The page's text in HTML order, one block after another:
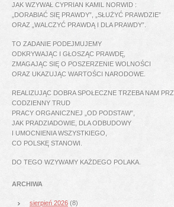
JAK WZYWAŁ CYPRIAN KAMIL NORWID :
„DORABIAĆ SIĘ PRAWDY”, „SŁUŻYĆ PRAWDZIE”
ORAZ „WALCZYĆ PRAWDĄ I DLA PRAWDY”.
TO ZADANIE PODEJMUJEMY
ODKRYWAJĄC I GŁOSZĄC PRAWDĘ,
ZMAGAJĄC SIĘ O POSZERZENIE WOLNOŚCI
ORAZ UKAZUJĄC WARTOŚCI NARODOWE.
REALIZUJĄC DOBRA SPOŁECZNE TRZEBA NAM
CODZIENNY TRUD
PRACY ORGANICZNEJ „OD PODSTAW”,
JAK PRADZIADOWIE, DLA ODBUDOWY
I UMOCNIENIA WSZYSTKIEGO,
CO POLSKĘ STANOWI.
DO TEGO WZYWAMY KAŻDEGO POLAKA.
ARCHIWA
sierpień 2026 (8)